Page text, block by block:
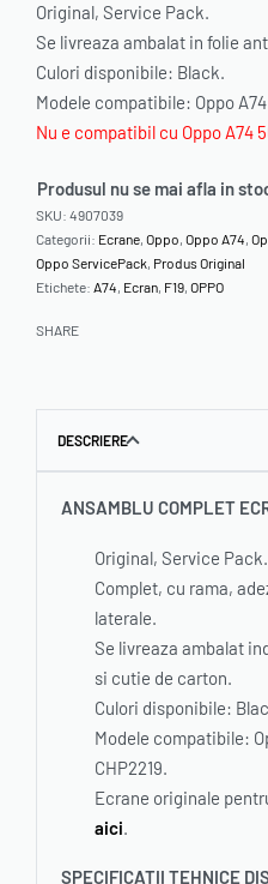
Original, Service Pack.
Se livreaza ambalat in folie
Culori disponibile: Black.
Modele compatibile: Oppo A74
Nu e compatibil cu Oppo A74
Produsul nu se mai afla in
SKU: 4907039
Categorii: Ecrane, Oppo, Oppo A74,
Oppo ServicePack, Produs Original
Etichete: A74, Ecran, F19, OPPO
SHARE
DESCRIERE
ANSAMBLU COMPLET
Original, Service Pack.
Complet, cu rama,
laterale.
Se livreaza ambalat
si cutie de carton.
Culori disponibile:
Modele compatibile:
CHP2219.
Ecrane originale
aici.
SPECIFICATII TEHNICE